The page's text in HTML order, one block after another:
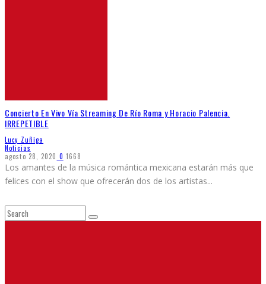
Concierto En Vivo Vía Streaming De Río Roma y Horacio Palencia.
IRREPETIBLE
Lucy Zuñiga
Noticias
agosto 28, 2020 0 1668
Los amantes de la música romántica mexicana estarán más que
felices con el show que ofrecerán dos de los artistas...